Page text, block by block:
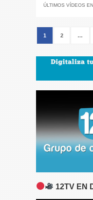
ÚLTIMOS VÍDEOS
1 2 …
12TV EN